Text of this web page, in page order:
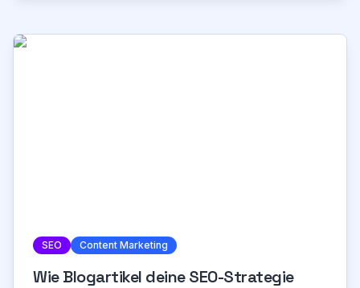
SEO Content Marketing
Wie Blogartikel deine SEO-Strategie